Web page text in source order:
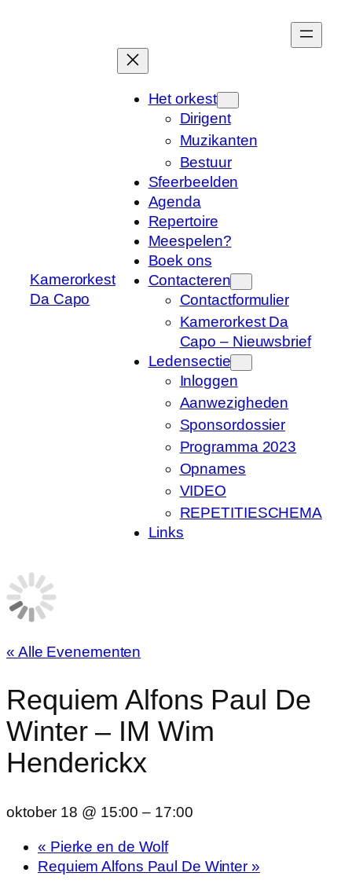
Kamerorkest
Da Capo
Het orkest
Dirigent
Muzikanten
Bestuur
Sfeerbeelden
Agenda
Repertoire
Meespelen?
Boek ons
Contacteren
Contactformulier
Kamerorkest Da
Capo – Nieuwsbrief
Ledensectie
Inloggen
Aanwezigheden
Sponsordossier
Programma 2023
Opnames
VIDEO
REPETITIESCHEMA
Links
« Alle Evenementen
Requiem Alfons Paul De
Winter – IM Wim
Henderickx
oktober 18 @ 15:00 – 17:00
« Pierke en de Wolf
Requiem Alfons Paul De Winter »